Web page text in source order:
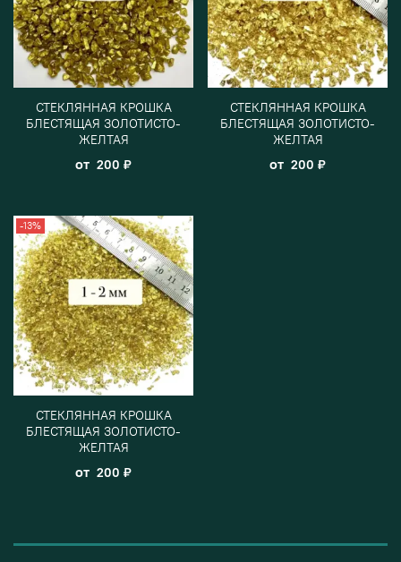
СТЕКЛЯННАЯ КРОШКА
БЛЕСТЯЩАЯ ЗОЛОТИСТО-
ЖЕЛТАЯ
от 200 ₽
СТЕКЛЯННАЯ КРОШКА
БЛЕСТЯЩАЯ ЗОЛОТИСТО-
ЖЕЛТАЯ
от 200 ₽
-13%
СТЕКЛЯННАЯ КРОШКА
БЛЕСТЯЩАЯ ЗОЛОТИСТО-
ЖЕЛТАЯ
от 200 ₽